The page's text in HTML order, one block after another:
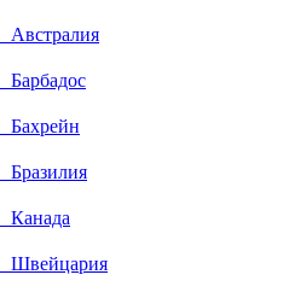
Австралия
Барбадос
Бахрейн
Бразилия
Канада
Швейцария